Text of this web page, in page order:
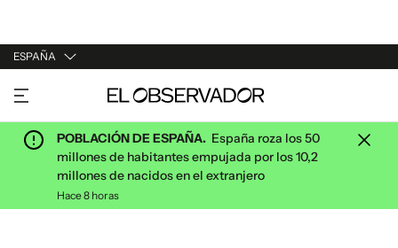
ESPAÑA
URUGUAY
ARGENTINA
ESPAÑA
ESTADOS UNIDOS
POBLACIÓN DE ESPAÑA. España roza los 50
millones de habitantes empujada por los 10,2
millones de nacidos en el extranjero
Hace 8 horas